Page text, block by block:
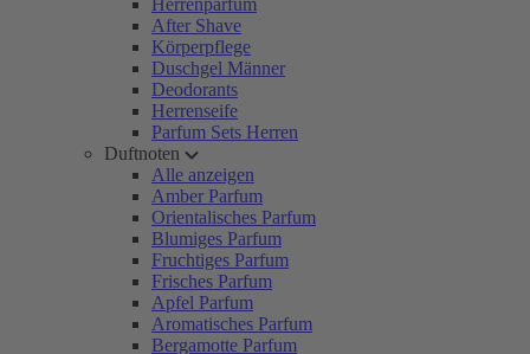
Herrenparfum
After Shave
Körperpflege
Duschgel Männer
Deodorants
Herrenseife
Parfum Sets Herren
Duftnoten
Alle anzeigen
Amber Parfum
Orientalisches Parfum
Blumiges Parfum
Fruchtiges Parfum
Frisches Parfum
Apfel Parfum
Aromatisches Parfum
Bergamotte Parfum